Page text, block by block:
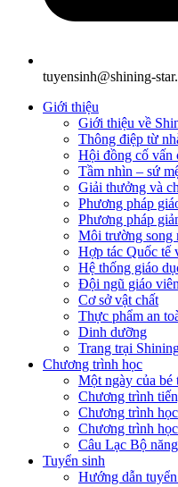
tuyensinh@shining-
Giới thiệu
Giới thiệu về
Thông điệp từ
Hội đồng cố vấn
Tầm nhìn – sứ
Giải thưởng và
Phương pháp
Phương pháp
Môi trường song
Hợp tác Quốc tế
Hệ thống giáo
Đội ngũ giáo viên
Cơ sở vật chất
Thực phẩm an
Dinh dưỡng
Trang trại
Chương trình học
Một ngày của bé
Chương trình
Chương trình
Chương trình
Câu Lạc Bộ
Tuyển sinh
Hướng dẫn